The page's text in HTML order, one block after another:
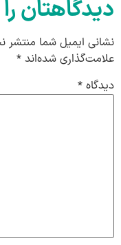
دیدگاهتان
نشانی ایمیل شما منتشر
علامت‌گذاری شده‌اند *
دیدگاه *